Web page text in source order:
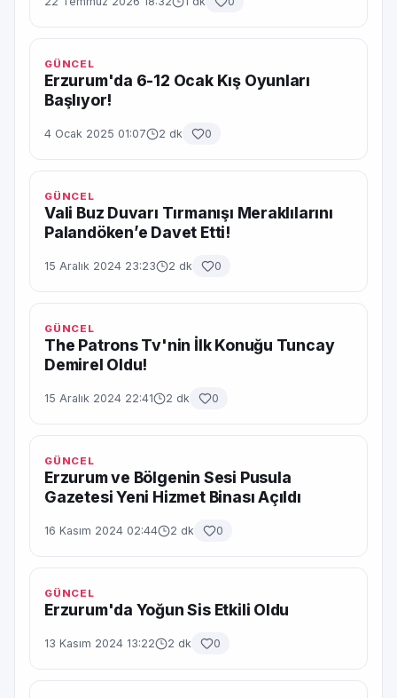
GÜNCEL
Erzurum'da 6-12 Ocak Kış Oyunları
Başlıyor!
4 Ocak 2025 01:07 2 dk 0
GÜNCEL
Vali Buz Duvarı Tırmanışı Meraklılarını
Palandöken’e Davet Etti!
15 Aralık 2024 23:23 2 dk 0
GÜNCEL
The Patrons Tv'nin İlk Konuğu Tuncay
Demirel Oldu!
15 Aralık 2024 22:41 2 dk 0
GÜNCEL
Erzurum ve Bölgenin Sesi Pusula
Gazetesi Yeni Hizmet Binası Açıldı
16 Kasım 2024 02:44 2 dk 0
GÜNCEL
Erzurum'da Yoğun Sis Etkili Oldu
13 Kasım 2024 13:22 2 dk 0